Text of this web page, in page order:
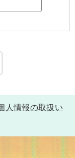
人情報の取扱い